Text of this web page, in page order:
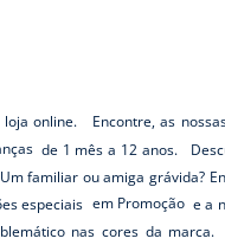
online. Encontre, as
de 1 mês a 12 anos.
familiar ou amiga grávida?
especiais em Promoção e a
nas cores da